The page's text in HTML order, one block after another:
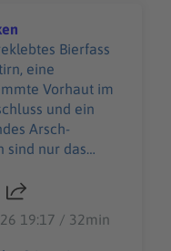
Bierfass
eine
Vorhaut im
und ein
Arsch-
sind nur das
Air. Beim
Welt gibt es
19:17 / 32min